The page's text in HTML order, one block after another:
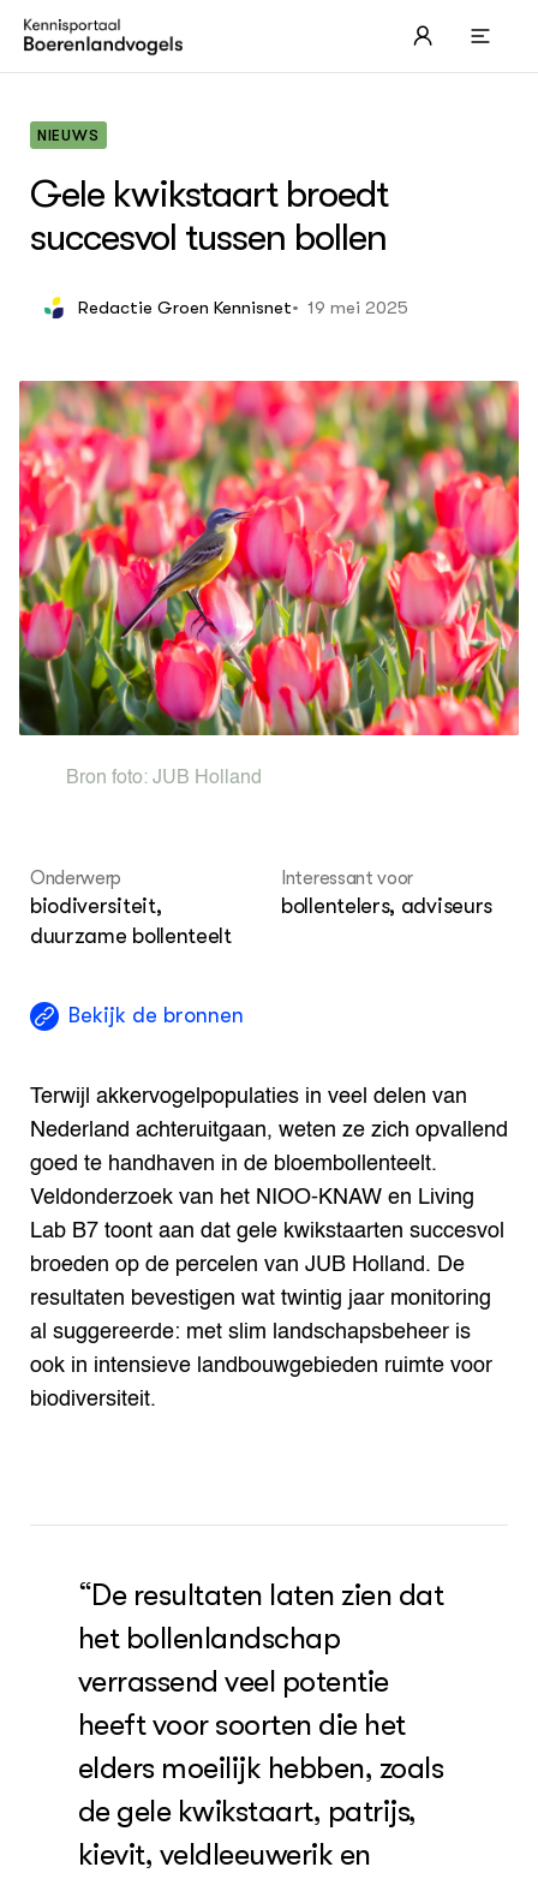
Boerenlandvogels
ACTUEEL
Nieuws
Nieuwsbrieven
Dossiers
Agenda
Columns
KENNISPORTAAL BOERENLANDVOGELS
Over ons
NIEUWS
Gele kwikstaart broedt
succesvol tussen bollen
Redactie Groen Kennisnet 19 mei 2025
Bron foto: JUB Holland
Onderwerp
biodiversiteit,
duurzame bollenteelt
Interessant voor
bollentelers, adviseurs
Bekijk de bronnen
Terwijl akkervogelpopulaties in veel delen van
Nederland achteruitgaan, weten ze zich opvallend
goed te handhaven in de bloembollenteelt.
Veldonderzoek van het NIOO-KNAW en Living
Lab B7 toont aan dat gele kwikstaarten succesvol
broeden op de percelen van JUB Holland. De
resultaten bevestigen wat twintig jaar monitoring
al suggereerde: met slim landschapsbeheer is
ook in intensieve landbouwgebieden ruimte voor
biodiversiteit.
“De resultaten laten zien dat
het bollenlandschap
verrassend veel potentie
heeft voor soorten die het
elders moeilijk hebben, zoals
de gele kwikstaart, patrijs,
kievit, veldleeuwerik en